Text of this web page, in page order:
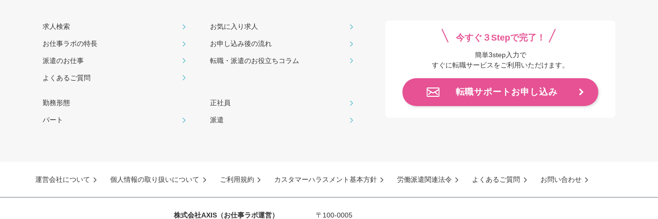
求人検索 お気に入り求人
お仕事ラボの特長 お申し込み後の流れ
派遣のお仕事 転職・派遣のお役⽴ちコラム
よくあるご質問
勤務形態 正社員
パート 派遣
今すぐ３Stepで完了！
簡単3step入力で
すぐに転職サービスをご利用いただけます。
転職サポートお申し込み
運営会社について 個人情報の取り扱いについて ご利用規約 カスタマーハラスメント基本方針 労働派遣関連法令 よくあるご質問 お問い合わせ
株式会社AXIS（お仕事ラボ運営） 〒100-0005